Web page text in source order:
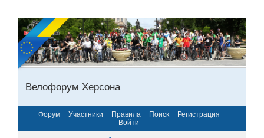
Велофорум Херсона
Форум Участники Правила Поиск
Регистрация
Войти